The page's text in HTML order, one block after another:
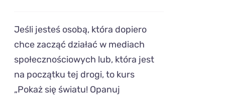
Jeśli jesteś osobą, która dopiero
chce zacząć działać w mediach
społecznościowych lub, która jest
na początku tej drogi, to kurs
„Pokaż się światu! Opanuj